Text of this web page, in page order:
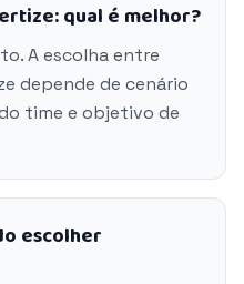
qual é melhor?
A escolha entre
depende de cenário
time e objetivo de
escolher